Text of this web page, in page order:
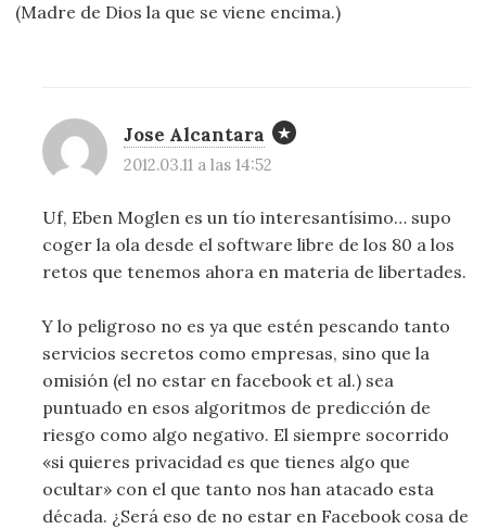
(Madre de Dios la que se viene encima.)
Jose Alcantara
2012.03.11 a las 14:52
Uf, Eben Moglen es un tío interesantísimo… supo
coger la ola desde el software libre de los 80 a los
retos que tenemos ahora en materia de libertades.
Y lo peligroso no es ya que estén pescando tanto
servicios secretos como empresas, sino que la
omisión (el no estar en facebook et al.) sea
puntuado en esos algoritmos de predicción de
riesgo como algo negativo. El siempre socorrido
«si quieres privacidad es que tienes algo que
ocultar» con el que tanto nos han atacado esta
década. ¿Será eso de no estar en Facebook cosa de